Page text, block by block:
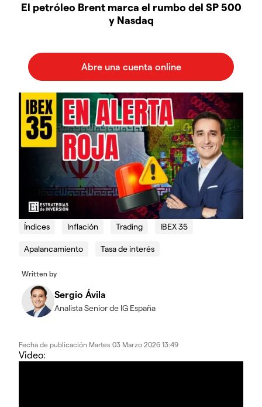
El petróleo Brent marca el rumbo del SP 500
y Nasdaq
Índices Inflación Trading IBEX 35
Apalancamiento Tasa de interés
Written by
Sergio Ávila
Analista Senior de IG España
Fecha de publicación Martes 03 Marzo 2026 13:49
Video: